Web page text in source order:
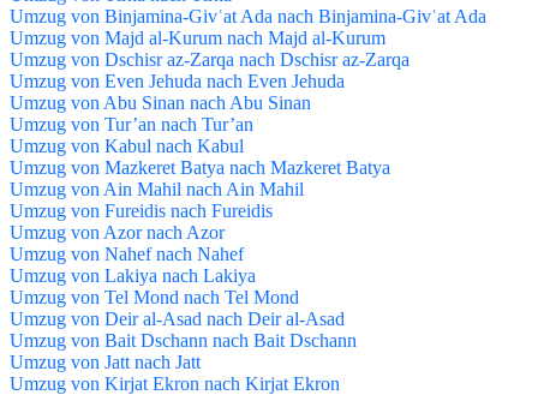
Umzug von Binjamina-Givʿat Ada nach Binjamina-Givʿat Ada
Umzug von Majd al-Kurum nach Majd al-Kurum
Umzug von Dschisr az-Zarqa nach Dschisr az-Zarqa
Umzug von Even Jehuda nach Even Jehuda
Umzug von Abu Sinan nach Abu Sinan
Umzug von Tur’an nach Tur’an
Umzug von Kabul nach Kabul
Umzug von Mazkeret Batya nach Mazkeret Batya
Umzug von Ain Mahil nach Ain Mahil
Umzug von Fureidis nach Fureidis
Umzug von Azor nach Azor
Umzug von Nahef nach Nahef
Umzug von Lakiya nach Lakiya
Umzug von Tel Mond nach Tel Mond
Umzug von Deir al-Asad nach Deir al-Asad
Umzug von Bait Dschann nach Bait Dschann
Umzug von Jatt nach Jatt
Umzug von Kirjat Ekron nach Kirjat Ekron